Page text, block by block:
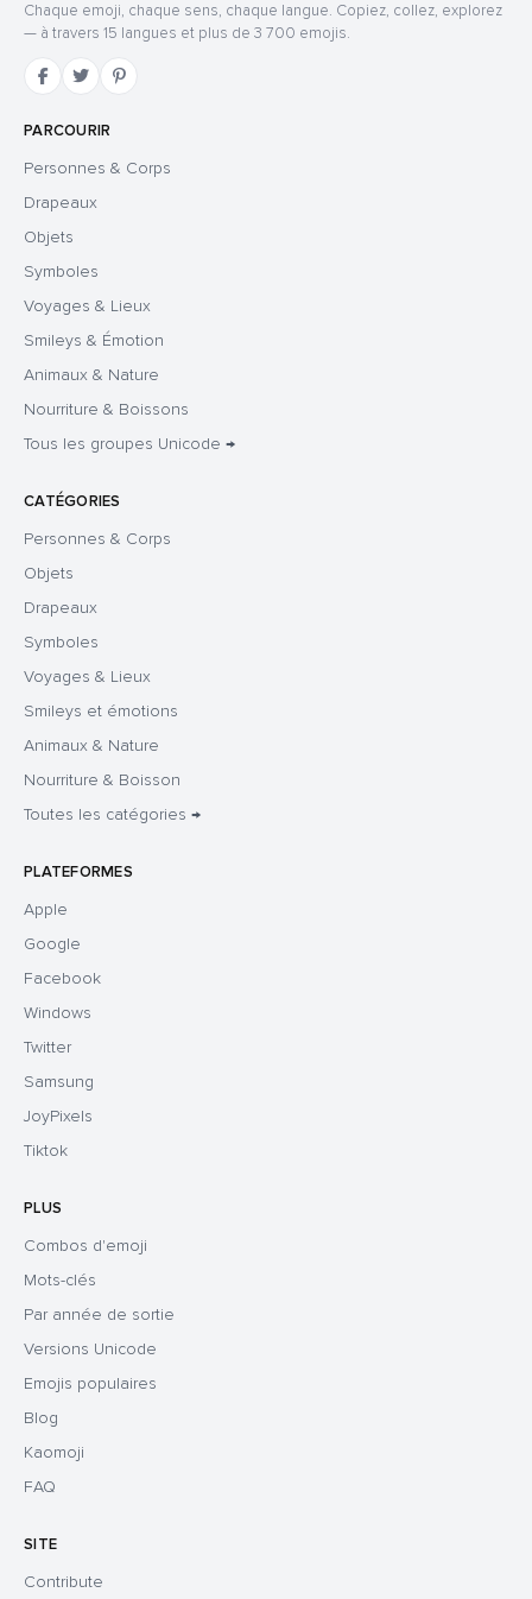
Chaque emoji, chaque sens, chaque langue. Copiez, collez, explorez
— à travers 15 langues et plus de 3 700 emojis.
PARCOURIR
Personnes & Corps
Drapeaux
Objets
Symboles
Voyages & Lieux
Smileys & Émotion
Animaux & Nature
Nourriture & Boissons
Tous les groupes Unicode →
CATÉGORIES
Personnes & Corps
Objets
Drapeaux
Symboles
Voyages & Lieux
Smileys et émotions
Animaux & Nature
Nourriture & Boisson
Toutes les catégories →
PLATEFORMES
Apple
Google
Facebook
Windows
Twitter
Samsung
JoyPixels
Tiktok
PLUS
Combos d'emoji
Mots-clés
Par année de sortie
Versions Unicode
Emojis populaires
Blog
Kaomoji
FAQ
SITE
Contribute